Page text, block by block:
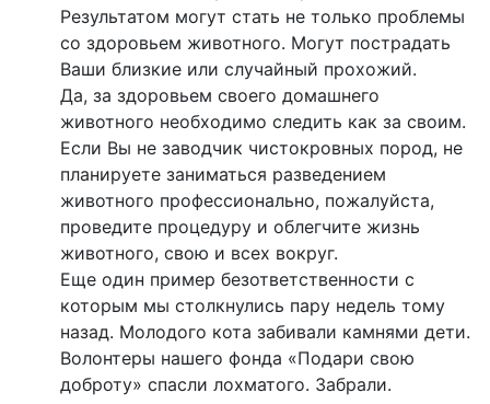
Результатом могут стать не только проблемы
со здоровьем животного. Могут пострадать
Ваши близкие или случайный прохожий.
Да, за здоровьем своего домашнего
животного необходимо следить как за своим.
Если Вы не заводчик чистокровных пород, не
планируете заниматься разведением
животного профессионально, пожалуйста,
проведите процедуру и облегчите жизнь
животного, свою и всех вокруг.
Еще один пример безответственности с
которым мы столкнулись пару недель тому
назад. Молодого кота забивали камнями дети.
Волонтеры нашего фонда «Подари свою
доброту» спасли лохматого. Забрали.